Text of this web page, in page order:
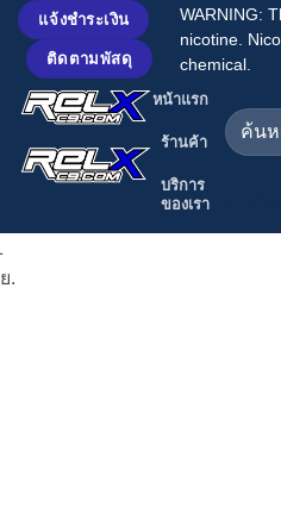
ข้าม
เนื้อหา
แจ้งชำระเงิน
ติดตามพัสดุ
WARNING:
nicotine.
chemical.
หน้าแรก
ร้านค้า
บริการ
ของเรา
ค้นหา:
รวมบท
.